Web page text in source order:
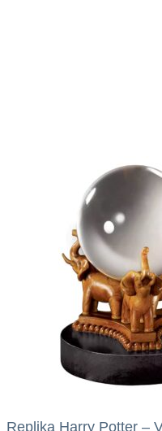
Replika Harry Potter –